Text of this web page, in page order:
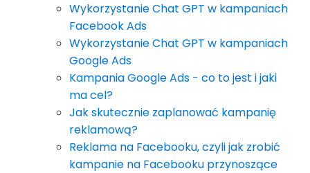
Wykorzystanie Chat GPT w kampaniach
Facebook Ads
Wykorzystanie Chat GPT w kampaniach
Google Ads
Kampania Google Ads - co to jest i jaki
ma cel?
Jak skutecznie zaplanować kampanię
reklamową?
Reklama na Facebooku, czyli jak zrobić
kampanie na Facebooku przynoszące